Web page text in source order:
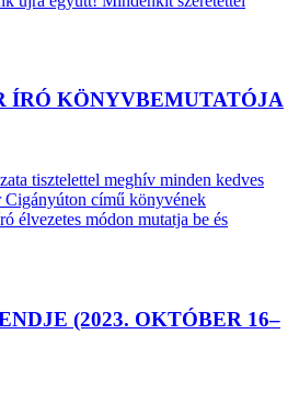
ÍRÓ KÖNYVBEMUTATÓJA
tisztelettel meghív minden kedves
című könyvének
élvezetes módon mutatja be és
(2023. OKTÓBER 16–